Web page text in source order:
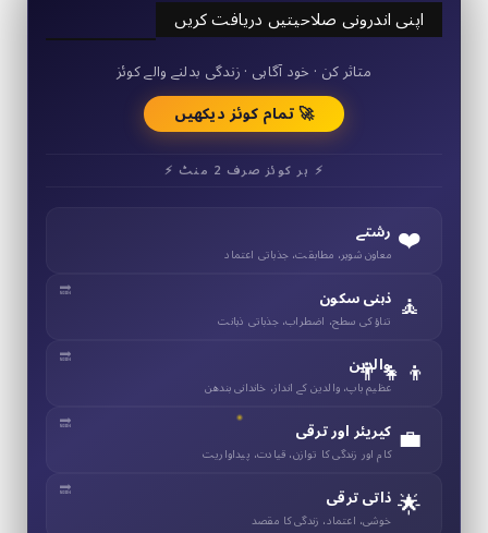
اپنی اندرونی صلاحیتیں دریافت کریں
50+ مختصر کوئز
متاثر کن · خود آگاہی · زندگی بدلنے والے کوئز
🚀 تمام کوئز دیکھیں
⚡ ہر کوئز صرف 2 منٹ ⚡
❤️ رشتے
معاون شوہر، مطابقت، جذباتی اعتماد
🧘 ذہنی سکون
تناؤ کی سطح، اضطراب، جذباتی ذہانت
👨‍👧‍👦
والدین
عظیم باپ، والدین کے انداز، خاندانی بندھن
💼 کیریئر اور ترقی
کام اور زندگی کا توازن، قیادت، پیداواریت
🌟 ذاتی ترقی
خوشی، اعتماد، زندگی کا مقصد